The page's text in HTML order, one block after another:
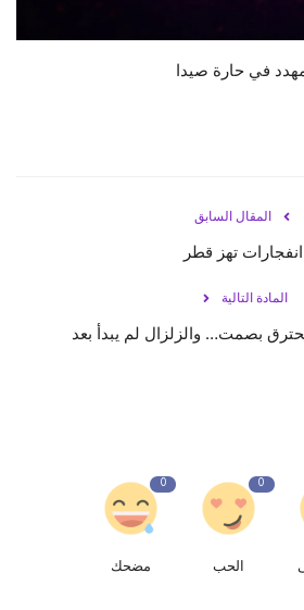
في حارة صيدا
المقال السابق
انفجارات تهز قطر
المادة التالية
بصمت… والزلزال لم يبدأ بعد
0
الحب
0
مضحك